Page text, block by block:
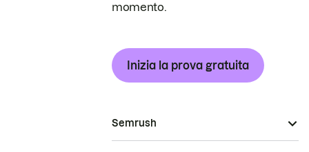
momento.
Inizia la prova gratuita
Semrush